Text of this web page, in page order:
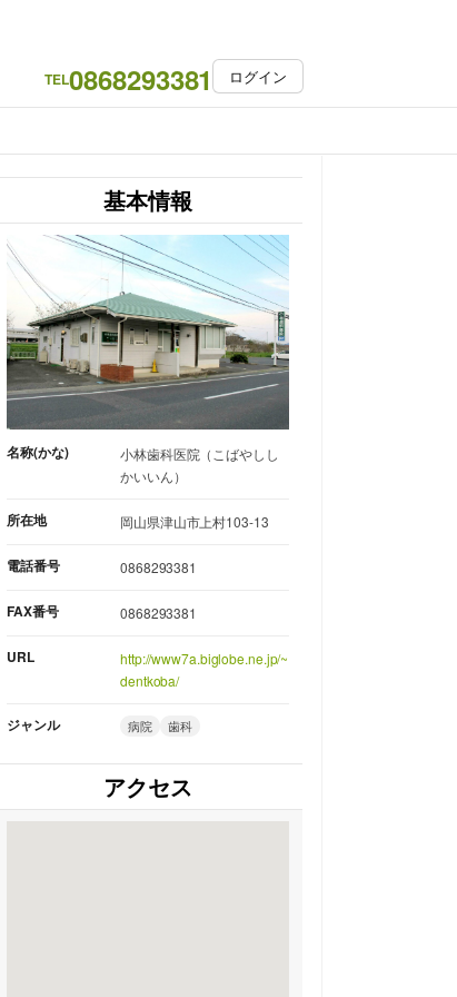
TEL0868293381 ログイン
基本情報
名称(かな)
小林歯科医院（こばやしし
かいいん）
所在地 岡山県津山市上村103-13
電話番号 0868293381
FAX番号 0868293381
URL
http://www7a.biglobe.ne.jp/~
dentkoba/
ジャンル 病院 歯科
アクセス